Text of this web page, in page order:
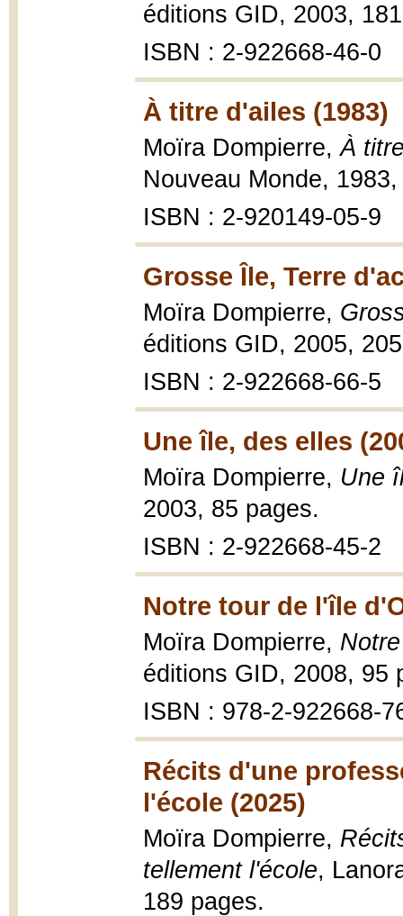
éditions GID, 2003,
ISBN : 2-922668-46-0
À titre d'ailes (1983)
Moïra Dompierre,À
Nouveau Monde,
ISBN : 2-920149-05-9
Grosse Île, Terre
Moïra Dompierre,
éditions GID, 2005,
ISBN : 2-922668-66-5
Une île, des elles
Moïra Dompierre, Une
2003, 85 pages.
ISBN : 2-922668-45-2
Notre tour de l'île
Moïra Dompierre,
éditions GID, 2008, 95
ISBN : 978-2-922668-
Récits d'une
l'école (2025)
Moïra Dompierre,
tellement l'école,
189 pages.